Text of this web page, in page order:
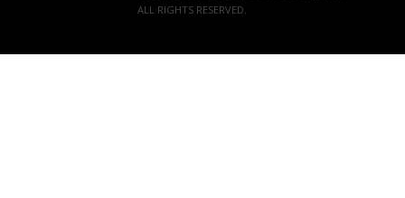
ALL RIGHTS RESERVED.